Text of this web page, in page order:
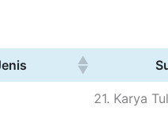
21. Karya